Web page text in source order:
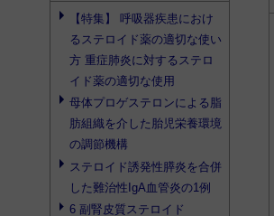
【特集】 呼吸器疾患におけ
る ステロイド薬の適切な使い
方 重症肺炎に対する ステロ
イド薬の適切な使用
母体プロゲステロンによる脂
肪組織を介した胎児栄養環境
の調節機構
ステロイド誘発性膵炎を合併
した難治性IgA血管炎の1例
6 副腎皮質ステロイド